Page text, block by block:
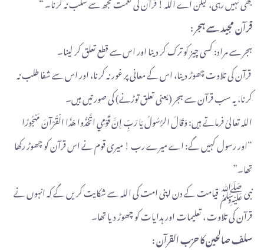
قرآن مجید سے ہجر :
ہجر سے مراد: کسی چیز کو ترک کر دینا اور اس سے قطع تعلق کر لینا۔
قرآن کی تلاوت چھوڑ دینا، اس کے معانی پر غور نہ کرنا، اور اس سے شفا طلب نہ
کرنا، یہ سب قرآن سے ہجر (یعنی تعلق توڑنے) کی صورتیں ہیں۔
اللہ تعالیٰ فرماتے ہیں: وَقَالَ الرَّسُولُ يَا رَبِّ إِنَّ قَوْمِي اتَّخَذُوا هَذَا الْقُرْآنَ مَهْجُورًا
“اور رسول کہیں گے: اے میرے رب ! میری قوم نے اس قرآن کو چھوڑ رکھا
تھا۔”
نبی ﷺ قیامت کے دن اپنی امت کی اللہ سے شکایت کریں گے کہ انہوں نے
قرآن کی تلاوت ، تعلیمات اور ہدایات کو چھوڑ دیا تھا۔
سلف صالحین کا حزب القرآن :